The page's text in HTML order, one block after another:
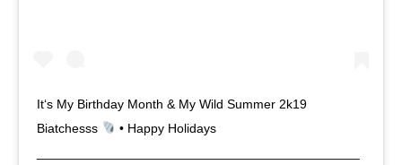
It‘s My Birthday Month & My Wild Summer 2k19
Biatchesss
• Happy Holidays